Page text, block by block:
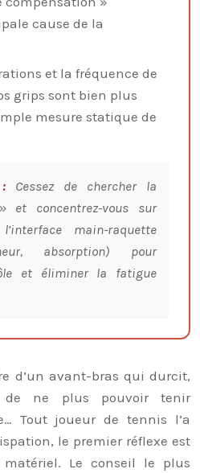
cause de la
et la fréquence de
grips sont bien plus
mesure statique de
Cessez de chercher la
concentrez-vous sur
main-raquette
absorption) pour
et éliminer la fatigue
d’un avant-bras qui durcit,
ne plus pouvoir tenir
Tout joueur de tennis l’a
le premier réflexe est
Le conseil le plus